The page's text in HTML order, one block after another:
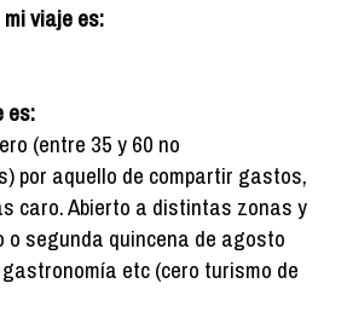
viaje es:
es:
(entre 35 y 60 no
por aquello de compartir gastos,
caro. Abierto a distintas zonas y
o segunda quincena de agosto
etc (cero turismo de